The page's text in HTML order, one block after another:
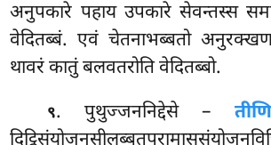
अनुपकारे पहाय उपकारे सेवन्तस्स
वेदितब्बं. एवं चेतनाभब्बतो
थावरं कातुं बलवतरोति वेदितब्बो.
९. पुथुज्जननिद्देसे –